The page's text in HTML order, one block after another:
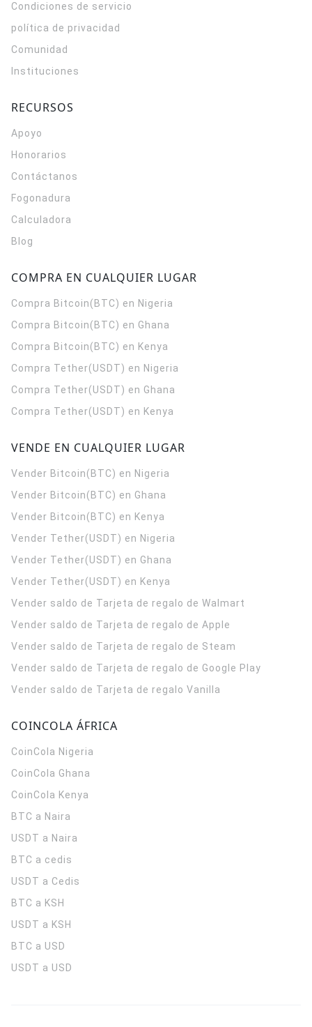
Condiciones de servicio
política de privacidad
Comunidad
Instituciones
RECURSOS
Apoyo
Honorarios
Contáctanos
Fogonadura
Calculadora
Blog
COMPRA EN CUALQUIER LUGAR
Compra Bitcoin(BTC) en Nigeria
Compra Bitcoin(BTC) en Ghana
Compra Bitcoin(BTC) en Kenya
Compra Tether(USDT) en Nigeria
Compra Tether(USDT) en Ghana
Compra Tether(USDT) en Kenya
VENDE EN CUALQUIER LUGAR
Vender Bitcoin(BTC) en Nigeria
Vender Bitcoin(BTC) en Ghana
Vender Bitcoin(BTC) en Kenya
Vender Tether(USDT) en Nigeria
Vender Tether(USDT) en Ghana
Vender Tether(USDT) en Kenya
Vender saldo de Tarjeta de regalo de Walmart
Vender saldo de Tarjeta de regalo de Apple
Vender saldo de Tarjeta de regalo de Steam
Vender saldo de Tarjeta de regalo de Google Play
Vender saldo de Tarjeta de regalo Vanilla
COINCOLA ÁFRICA
CoinCola Nigeria
CoinCola Ghana
CoinCola Kenya
BTC a Naira
USDT a Naira
BTC a cedis
USDT a Cedis
BTC a KSH
USDT a KSH
BTC a USD
USDT a USD